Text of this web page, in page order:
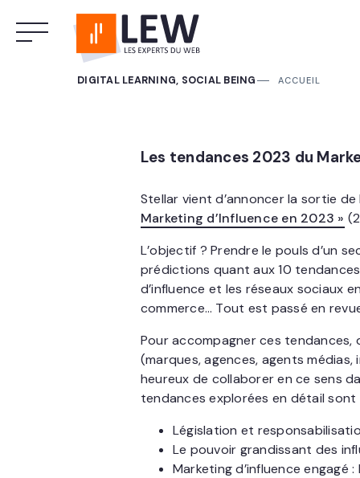
ACCUEIL
DIGITAL LEARNING, SOCIAL BEING
Les tendances 2023 du
Stellar vient d’annoncer la sortie de
Marketing d’Influence en 2023 »
L’objectif ? Prendre le pouls d’un
prédictions quant aux 10
d’influence et les réseaux sociaux
commerce… Tout est passé en
Pour accompagner ces
(marques, agences, agents
heureux de collaborer en ce sens
tendances explorées en détail sont
Législation et
Le pouvoir grandissant des
Marketing d’influence engagé